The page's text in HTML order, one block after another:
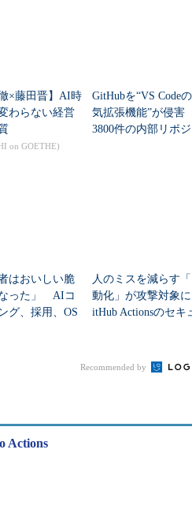
×藤田晋】AI時
わらない経営
on GOETHE)
GitHubを“VS Code
気拡張機能”が侵
3800件の内部リポジ
はおいしい脆
った」 AIコ
グ、採用、OS
人のミスを減らす「
動化」が攻撃対象
itHub Actionsのセキ
Recommended by
Actions